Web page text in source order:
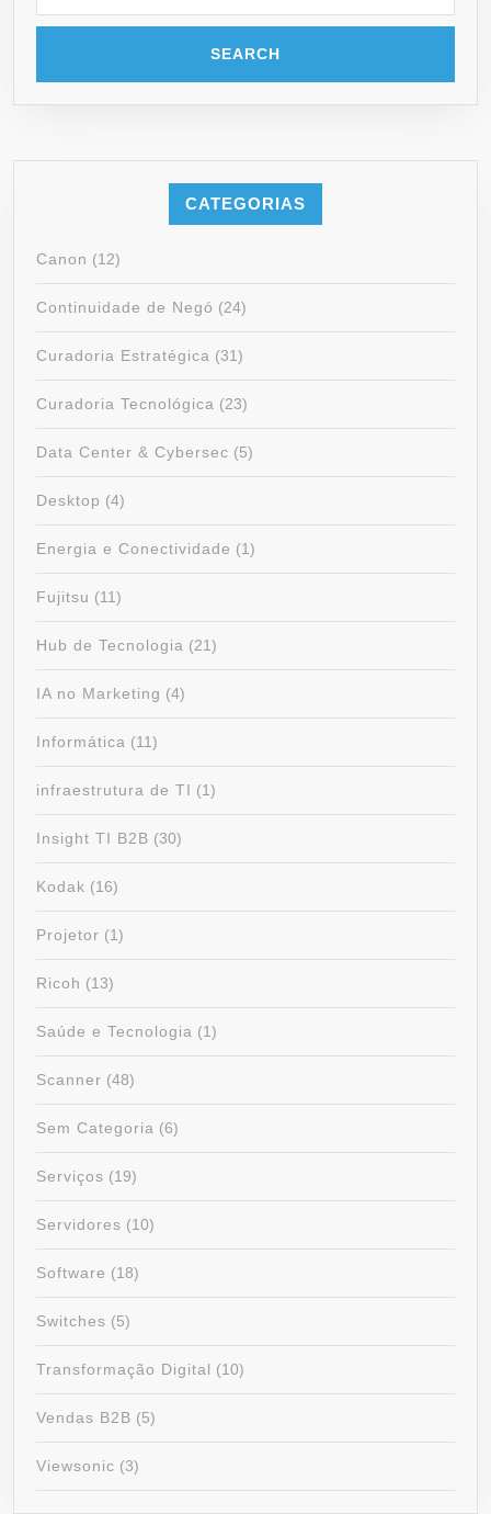
CATEGORIAS
Canon (12)
Continuidade de Negó (24)
Curadoria Estratégica (31)
Curadoria Tecnológica (23)
Data Center & Cybersec (5)
Desktop (4)
Energia e Conectividade (1)
Fujitsu (11)
Hub de Tecnologia (21)
IA no Marketing (4)
Informática (11)
infraestrutura de TI (1)
Insight TI B2B (30)
Kodak (16)
Projetor (1)
Ricoh (13)
Saúde e Tecnologia (1)
Scanner (48)
Sem Categoria (6)
Serviços (19)
Servidores (10)
Software (18)
Switches (5)
Transformação Digital (10)
Vendas B2B (5)
Viewsonic (3)